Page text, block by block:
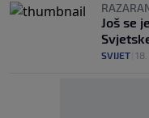
Još se
SVIJET